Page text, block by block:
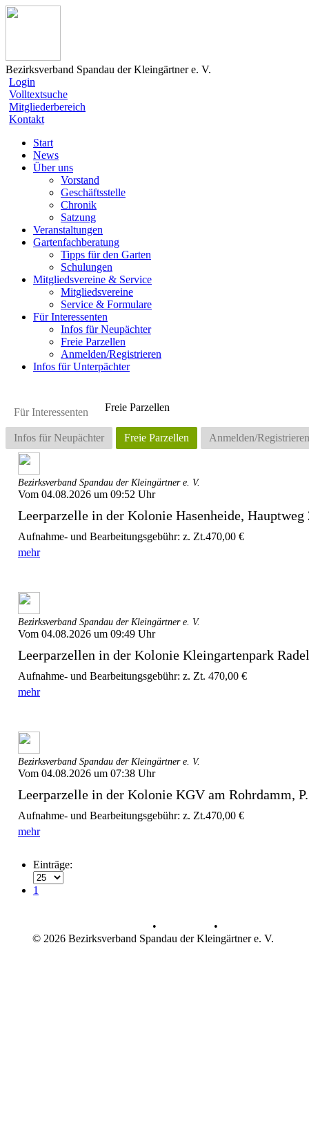
Bezirksverband Spandau der Kleingärtner e. V.
Login
Volltextsuche
Mitgliederbereich
Kontakt
Start
News
Über uns
Vorstand
Geschäftsstelle
Chronik
Satzung
Veranstaltungen
Gartenfachberatung
Tipps für den Garten
Schulungen
Mitgliedsvereine & Service
Mitgliedsvereine
Service & Formulare
Für Interessenten
Infos für Neupächter
Freie Parzellen
Anmelden/Registrieren
Infos für Unterpächter
Für Interessenten
Infos für Neupächter Freie Parzellen Anmelden/Registrieren
Freie Parzellen
Bezirksverband Spandau der Kleingärtner e. V.
Vom 04.08.2026 um 09:52 Uhr
Leerparzelle in der Kolonie Hasenheide, Hauptweg
Aufnahme- und Bearbeitungsgebühr: z. Zt.470,00 €
mehr
Bezirksverband Spandau der Kleingärtner e. V.
Vom 04.08.2026 um 09:49 Uhr
Leerparzellen in der Kolonie Kleingartenpark
Aufnahme- und Bearbeitungsgebühr: z. Zt. 470,00 €
mehr
Bezirksverband Spandau der Kleingärtner e. V.
Vom 04.08.2026 um 07:38 Uhr
Leerparzelle in der Kolonie KGV am Rohrdamm,
Aufnahme- und Bearbeitungsgebühr: z. Zt.470,00 €
mehr
Einträge:
1
•
•
© 2026 Bezirksverband Spandau der Kleingärtner e. V.